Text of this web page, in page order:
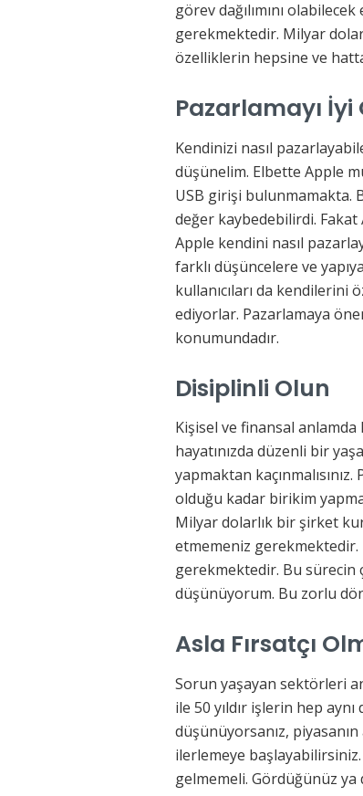
görev dağılımını
gerekmektedir. Milyar
özelliklerin hepsine ve
Pazarlamayı İyi
Kendinizi nasıl
düşünelim. Elbette Apple
USB girişi bulunmamakta.
değer kaybedebilirdi. Fakat
Apple kendini nasıl
farklı düşüncelere ve
kullanıcıları da kendilerini
ediyorlar. Pazarlamaya
konumundadır.
Disiplinli Olun
Kişisel ve finansal anlamda
hayatınızda düzenli bir
yapmaktan
olduğu kadar birikim
Milyar dolarlık bir şirket
etmemeniz gerekmektedir.
gerekmektedir. Bu sürecin
düşünüyorum. Bu zorlu
Asla Fırsatçı
Sorun yaşayan sektörleri
ile 50 yıldır işlerin hep
düşünüyorsanız,
ilerlemeye başlayabilirsiniz.
gelmemeli. Gördüğünüz ya